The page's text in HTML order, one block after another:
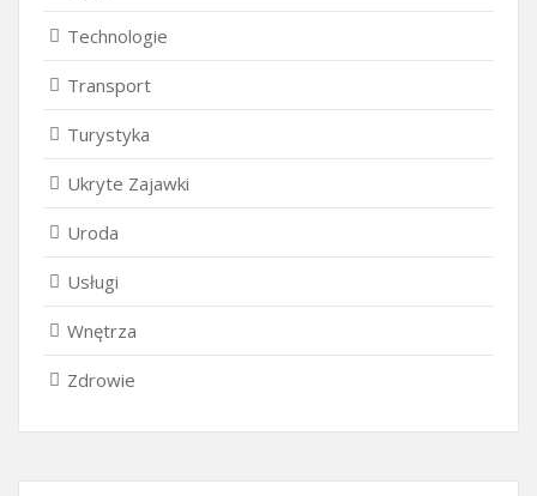
Technologie
Transport
Turystyka
Ukryte Zajawki
Uroda
Usługi
Wnętrza
Zdrowie